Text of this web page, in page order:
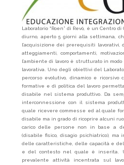
Laboratorio “Roen” di Revò, è un Centro
diurno, aperto 5 giorni alla settimana,
l’acquisizione dei prerequisiti lavorativi,
atteggiamenti, comportamenti,
l’ambiente di lavoro è strutturato in
lavorativa. Uno degli obiettivi del
percorso evolutivo, dinamico e
formative e di politica del lavoro
disabile nel sistema produttivo. Da
interconnessione con il sistema
quale ricevere commesse ed al quale
disabile ma in grado di ricoprire alcuni
carico delle persone non in base a
(disabile fisico, disagio psichiatrico),
delle caratteristiche, delle capacità e
e del contesto nel quale è inserita.
prevalente attività incentrata sul